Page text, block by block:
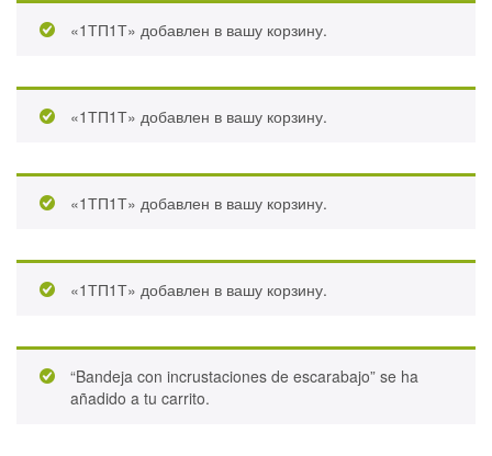
«1ТП1Т» добавлен в вашу корзину.
«1ТП1Т» добавлен в вашу корзину.
«1ТП1Т» добавлен в вашу корзину.
«1ТП1Т» добавлен в вашу корзину.
“Bandeja con incrustaciones de escarabajo” se ha
añadido a tu carrito.